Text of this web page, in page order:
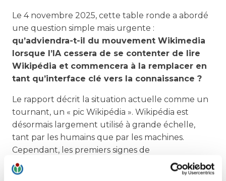
Le 4 novembre 2025, cette table ronde a abordé
une question simple mais urgente :
qu’adviendra-t-il du mouvement Wikimedia
lorsque l’IA cessera de se contenter de lire
Wikipédia et commencera à la remplacer en
tant qu’interface clé vers la connaissance ?
Le rapport décrit la situation actuelle comme un
tournant, un « pic Wikipédia ». Wikipédia est
désormais largement utilisé à grande échelle,
tant par les humains que par les machines.
Cependant, les premiers signes de
désintermédiation apparaissent, les services d’IA
fournissant de plus en plus souvent des réponses